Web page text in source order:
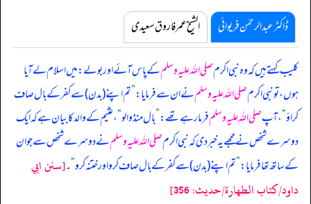
ڈاکٹر عبدالرحمٰن فریوائی الشیخ عمر فاروق سعیدی
کلیب کہتے ہیں کہوہ نبی اکرمصلی اللہ علیہ وسلمکے پاس آئے اور بولے: میں اسلام لے آیا
ہوں، تو نبی اکرمصلی اللہ علیہ وسلمنے ان سے فرمایا:”تم اپنے (بدن) سے کفر کے بال صاف
کراؤ“، آپصلی اللہ علیہ وسلمفرما رہے تھے:”بال منڈوا لو“، عثیم کے والد کا بیان ہے کہ ایک
دوسرے شخص نے مجھے یہ خبر دی کہ نبی اکرمصلی اللہ علیہ وسلمنے دوسرے شخص سے جو ان
کے ساتھ تھا فرمایا:”تم اپنے (بدن) سے کفر کے بال صاف کرو اور ختنہ کرو“۔[سنن ابي
داود/كتاب الطهارة/حدیث: 356]